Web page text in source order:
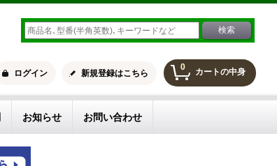
0 カートの中身
ログイン 新規登録はこちら
お知らせ お問い合わせ